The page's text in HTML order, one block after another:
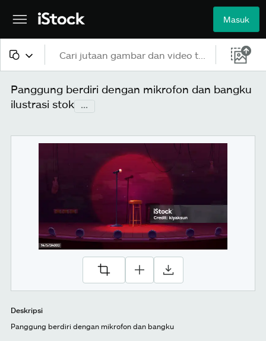
Masuk
Semua konten
Gambar
Foto
Video
Panggung berdiri dengan mikrofon dan bangku
ilustrasi stok ...
Deskripsi
Panggung berdiri dengan mikrofon dan bangku